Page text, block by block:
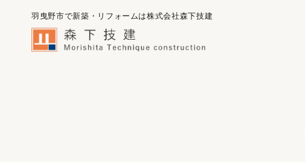
羽曳野市で新築・リフォームは株式会社森下技建